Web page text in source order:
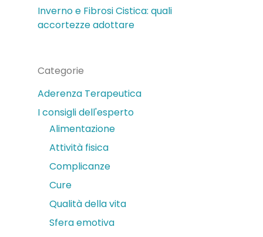
Inverno e Fibrosi Cistica: quali
accortezze adottare
Categorie
Aderenza Terapeutica
I consigli dell'esperto
Alimentazione
Attività fisica
Complicanze
Cure
Qualità della vita
Sfera emotiva